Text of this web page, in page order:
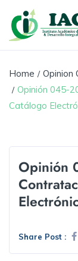
Home
Opinion
Opinión 045-
Catálogo
Opinión
Share Post :